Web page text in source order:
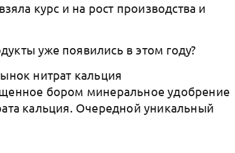
курс и на рост производства и
уже появились в этом году?
нитрат кальция
бором минеральное удобрение
кальция. Очередной уникальный